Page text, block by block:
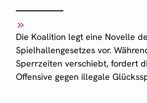
Die Koalition legt eine Novelle
Spielhallengesetzes vor.
Sperrzeiten verschiebt, fordert
Offensive gegen illegale